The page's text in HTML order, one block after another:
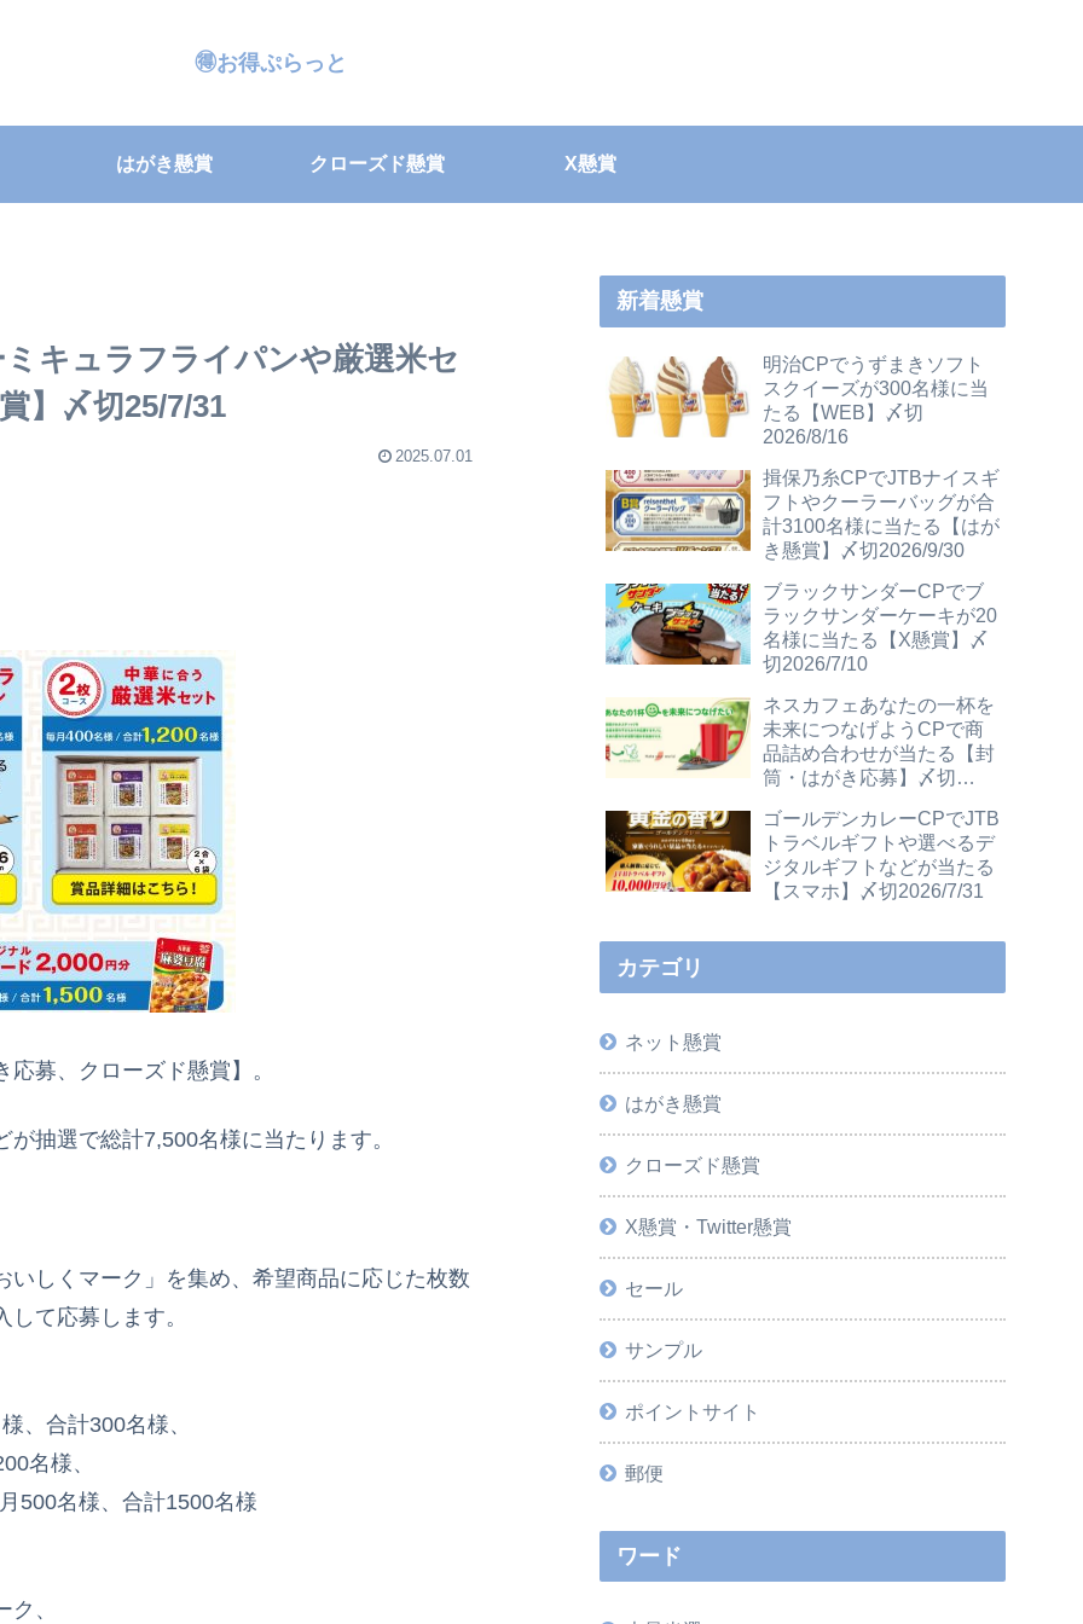
🉐お得ぷらっと
はがき懸賞 クローズド懸賞 X懸賞
キュラフライパンや厳選米セ
】〆切25/7/31
2025.07.01
募、クローズド懸賞】。
抽選で総計7,500名様に当たります。
しくマーク」を集め、希望商品に応じた枚数
て応募します。
、合計300名様、
名様、
500名様、合計1500名様
、
新着懸賞
明治CPでうずまきソフト
スクイーズが300名様に当
たる【WEB】〆切
2026/8/16
揖保乃糸CPでJTBナイスギ
フトやクーラーバッグが合
計3100名様に当たる【はが
き懸賞】〆切2026/9/30
ブラックサンダーCPでブ
ラックサンダーケーキが20
名様に当たる【X懸賞】〆
切2026/7/10
ネスカフェあなたの一杯を
未来につなげようCPで商
品詰め合わせが当たる【封
筒・はがき応募】〆切
ゴールデンカレーCPでJTB
トラベルギフトや選べるデ
ジタルギフトなどが当たる
【スマホ】〆切2026/7/31
カテゴリ
ネット懸賞
はがき懸賞
クローズド懸賞
X懸賞・Twitter懸賞
セール
サンプル
ポイントサイト
郵便
ワード